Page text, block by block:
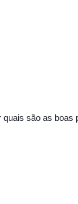
são as boas